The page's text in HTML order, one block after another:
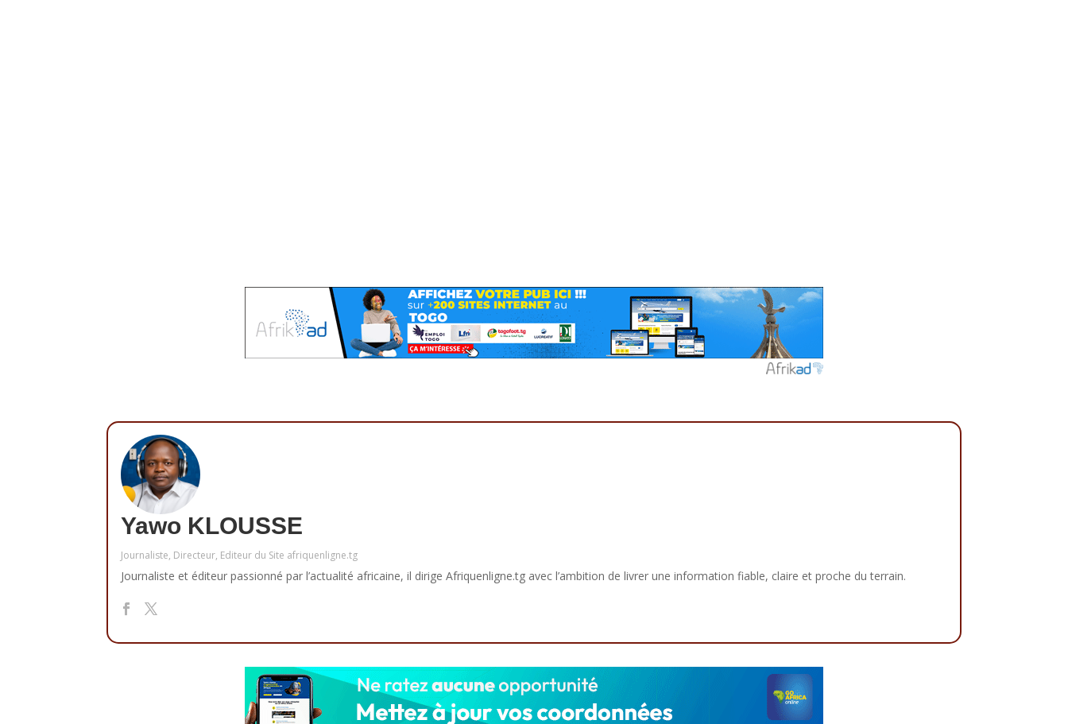
Yawo KLOUSSE
Journaliste, Directeur, Editeur du Site afriquenligne.tg
Journaliste et éditeur passionné par l’actualité africaine, il dirige Afriquenligne.tg avec l’ambition de livrer une information fiable, claire et proche du terrain.